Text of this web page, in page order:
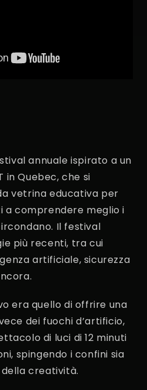
annuale ispirato a un
Quebec, che si
vetrina educativa per
comprendere meglio i
Il festival
più recenti, tra cui
artificiale, sicurezza
era quello di offrire una
dei fuochi d’artificio,
di luci di 12 minuti
spingendo i confini sia
creatività.